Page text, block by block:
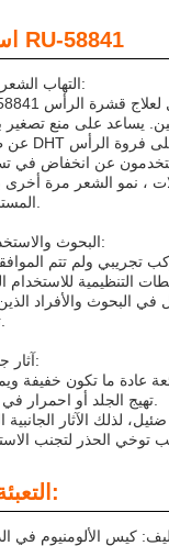
استخدامات RU-58841
1التهاب الشعر الاندروجيني:
يساعد على منع تصغير
عن انخفاض في
، نمو الشعر مرة أخرى
المستمر لعدة أشهر.
2البحوث والاستخدام التجريبي:
التنظيمية للاستخدام
في البحوث والأفراد
تساقط الشعر.
3آثار جانبية محتملة:
عادة ما تكون
تهيج الجلد أو احمرار في موقع التطبيق.
لذلك الآثار الجانبية
التعبئة والشحن: